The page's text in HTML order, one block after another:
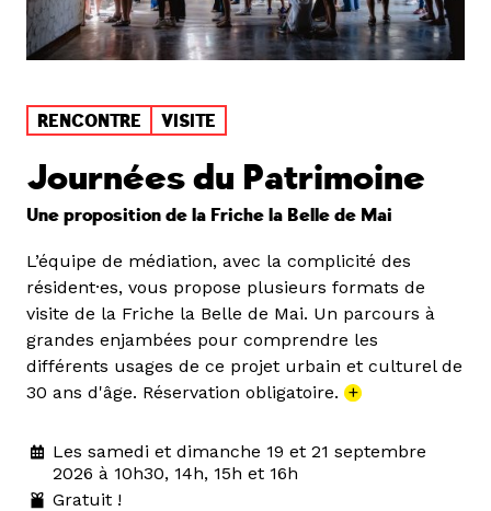
RENCONTRE VISITE
Journées du Patrimoine
Une proposition de la Friche la Belle de Mai
L’équipe de médiation, avec la complicité des
résident·es, vous propose plusieurs formats de
visite de la Friche la Belle de Mai. Un parcours à
grandes enjambées pour comprendre les
différents usages de ce projet urbain et culturel de
30 ans d'âge. Réservation obligatoire. +
Les samedi et dimanche 19 et 21 septembre
2026 à 10h30, 14h, 15h et 16h
Gratuit !